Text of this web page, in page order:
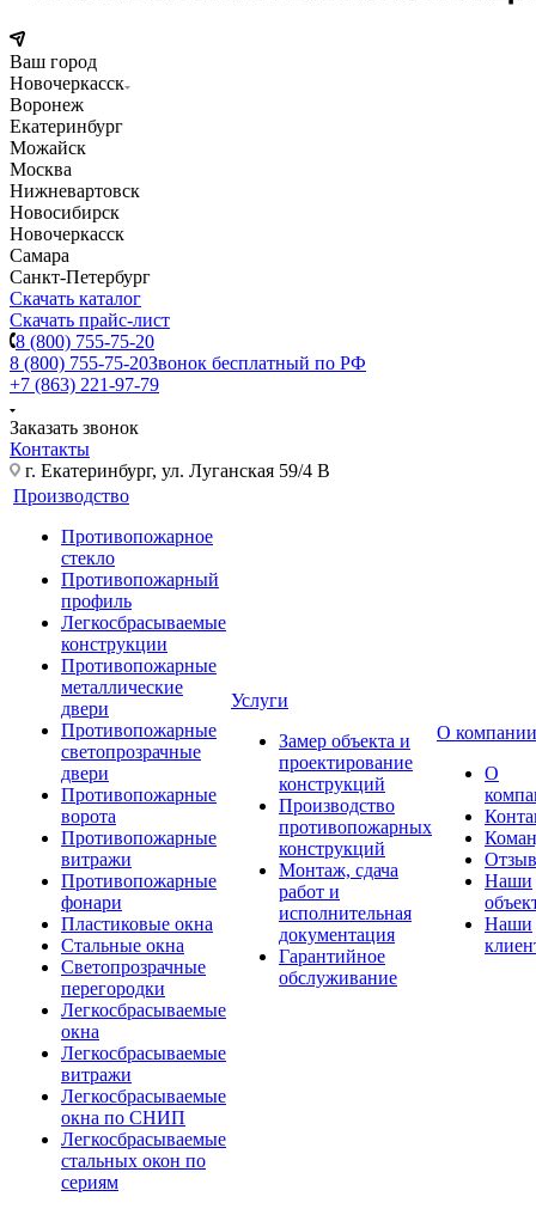
Ваш город
Новочеркасск
Воронеж
Екатеринбург
Можайск
Москва
Нижневартовск
Новосибирск
Новочеркасск
Самара
Санкт-Петербург
Скачать каталог
Скачать прайс-лист
8 (800) 755-75-20
8 (800) 755-75-20Звонок бесплатный по РФ
+7 (863) 221-97-79
Заказать звонок
Контакты
г. Екатеринбург, ул. Луганская 59/4 В
Производство
Противопожарное
стекло
Противопожарный
профиль
Легкосбрасываемые
конструкции
Противопожарные
металлические
двери
Противопожарные
светопрозрачные
двери
Противопожарные
ворота
Противопожарные
витражи
Противопожарные
фонари
Пластиковые окна
Стальные окна
Светопрозрачные
перегородки
Легкосбрасываемые
окна
Легкосбрасываемые
витражи
Легкосбрасываемые
окна по СНИП
Легкосбрасываемые
стальных окон по
сериям
Услуги
Замер объекта и
проектирование
конструкций
Производство
противопожарных
конструкций
Монтаж, сдача
работ и
исполнительная
документация
Гарантийное
обслуживание
О компании
О
Наши
Наши